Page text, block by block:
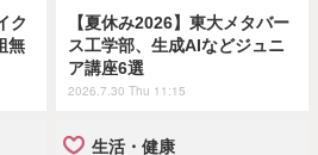
ク
無
【夏休み2026】東大メタバー
ス工学部、生成AIなどジュニ
ア講座6選
2026.7.30 Thu 11:15
生活・健康